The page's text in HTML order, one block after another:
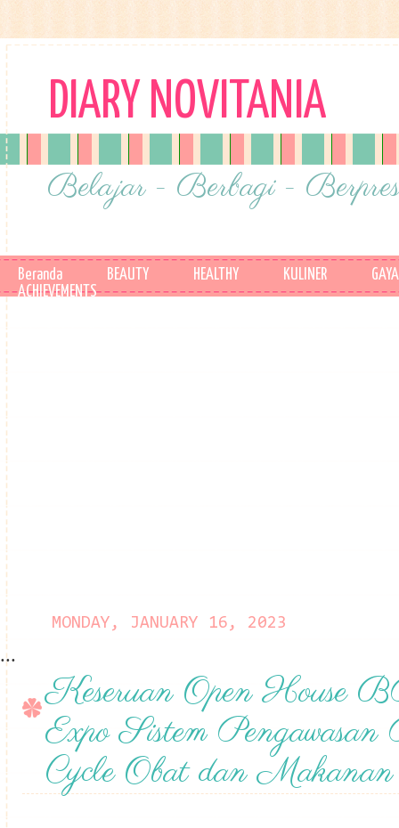
DIARY NOVITANIA
Belajar - Berbagi -
Beranda BEAUTY HEALTHY KULINER
ACHIEVEMENTS
MONDAY, JANUARY 16, 2023
...
Keseruan Open House
Expo Sistem
Cycle Obat dan Makanan